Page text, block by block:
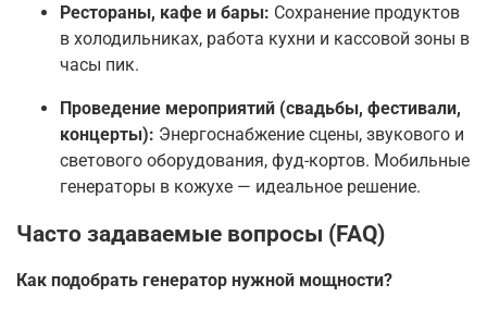
Рестораны, кафе и бары: Сохранение продуктов
в холодильниках, работа кухни и кассовой зоны в
часы пик.
Проведение мероприятий (свадьбы, фестивали,
концерты): Энергоснабжение сцены, звукового и
светового оборудования, фуд-кортов. Мобильные
генераторы в кожухе — идеальное решение.
Часто задаваемые вопросы (FAQ)
Как подобрать генератор нужной мощности?